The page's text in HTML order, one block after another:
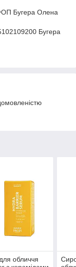
Бугера Олена
Бугера
обличчя